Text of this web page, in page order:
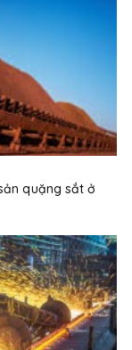
quặng sắt ở